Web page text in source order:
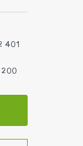
401
200